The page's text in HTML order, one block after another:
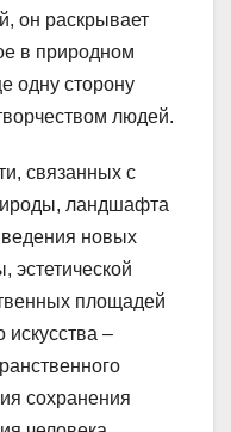
он раскрывает
в природном
одну сторону
людей.
связанных с
ландшафта
новых
эстетической
площадей
–
сохранения